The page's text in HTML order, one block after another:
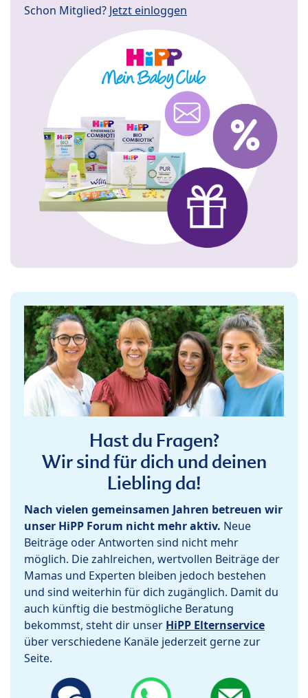
Schon Mitglied? Jetzt einloggen
Hast du Fragen?
Wir sind für dich und deinen
Liebling da!
Nach vielen gemeinsamen Jahren betreuen wir
unser HiPP Forum nicht mehr aktiv. Neue
Beiträge oder Antworten sind nicht mehr
möglich. Die zahlreichen, wertvollen Beiträge der
Mamas und Experten bleiben jedoch bestehen
und sind weiterhin für dich zugänglich. Damit du
auch künftig die bestmögliche Beratung
bekommst, steht dir unser HiPP Elternservice
über verschiedene Kanäle jederzeit gerne zur
Seite.